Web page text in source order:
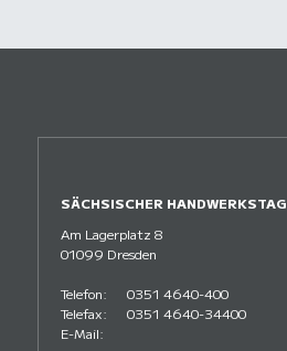
SÄCHSISCHER HANDWERKSTAG
Am Lagerplatz 8
01099 Dresden
Telefon:
0351 4640-400
Telefax:
0351 4640-34400
E-Mail: